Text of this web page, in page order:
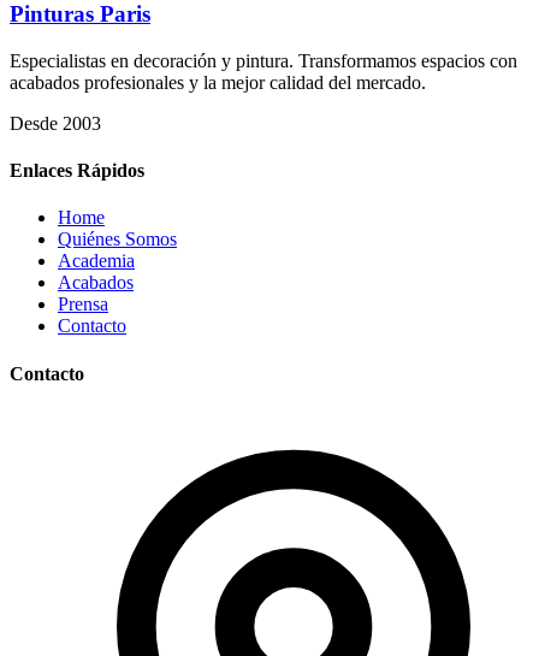
Pinturas Paris
Especialistas en decoración y pintura. Transformamos espacios con
acabados profesionales y la mejor calidad del mercado.
Desde 2003
Enlaces Rápidos
Home
Quiénes Somos
Academia
Acabados
Prensa
Contacto
Contacto